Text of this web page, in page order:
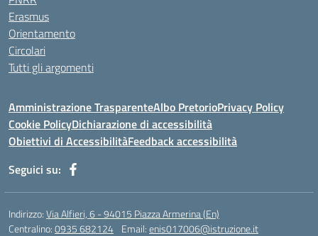
Erasmus
Orientamento
Circolari
Tutti gli argomenti
Amministrazione TrasparenteAlbo PretorioPrivacy Policy
Cookie PolicyDichiarazione di accessibilità
Obiettivi di AccessibilitàFeedback accessibilità
Seguici su:
Indirizzo:Via Alfieri, 6 - 94015 Piazza Armerina (En)
Centralino:0935 682124 Email:enis017006@istruzione.it